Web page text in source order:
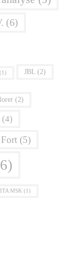
(6)
(1) JBL (2)
(2)
(4)
(5)
MSK (1)